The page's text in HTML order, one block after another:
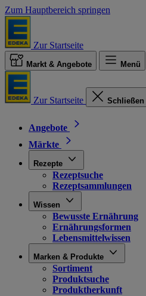
Zum Hauptbereich springen
Zur Startseite
Markt & Angebote Menü
Zur Startseite Schließen
Angebote
Märkte
Rezepte
Rezeptsuche
Rezeptsammlungen
Wissen
Bewusste Ernährung
Ernährungsformen
Lebensmittelwissen
Marken & Produkte
Sortiment
Produktsuche
Produktherkunft